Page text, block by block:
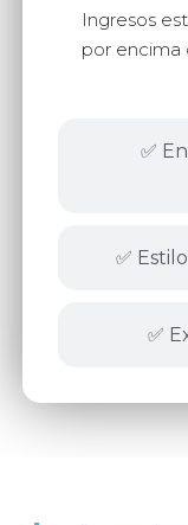
✅
✅
✅
Ingresos
por encima